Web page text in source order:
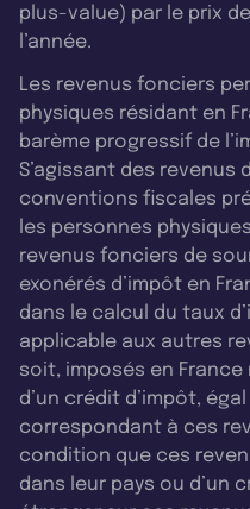
plus-value) par le prix
l’année.
Les revenus fonciers
physiques résidant en
barème progressif de
S’agissant des revenus
conventions fiscales
les personnes
revenus fonciers de
exonérés d’impôt en
dans le calcul du taux
applicable aux autres
soit, imposés en
d’un crédit d’impôt,
correspondant à ces
condition que ces
dans leur pays ou d’un